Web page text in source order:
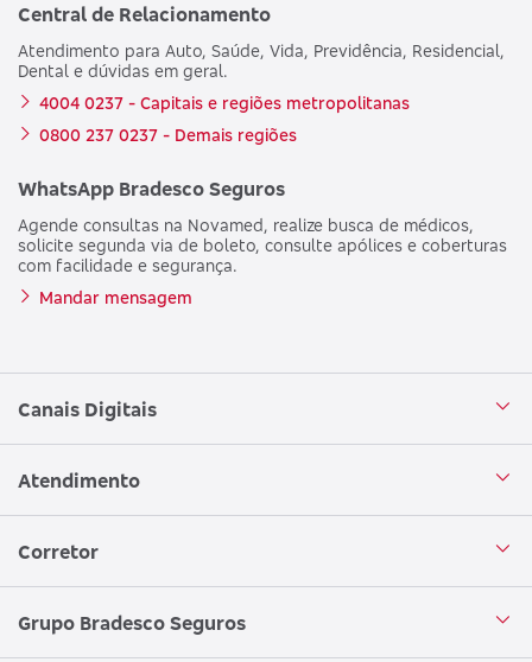
Central de Relacionamento
Atendimento para Auto, Saúde, Vida, Previdência, Residencial,
Dental e dúvidas em geral.
4004 0237 - Capitais e regiões metropolitanas
0800 237 0237 - Demais regiões
WhatsApp Bradesco Seguros
Agende consultas na Novamed, realize busca de médicos,
solicite segunda via de boleto, consulte apólices e coberturas
com facilidade e segurança.
Mandar mensagem
Canais Digitais
Aplicativo Bradesco Seguros
WhatsApp
Atendimento
Central de Atendimento
Corretor
Seja um corretor
Grupo Bradesco Seguros